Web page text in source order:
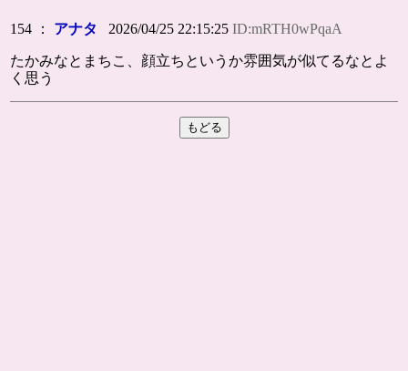
154 ： アナタ 2026/04/25 22:15:25ID:mRTH0wPqaA
たかみなとまちこ、顔立ちというか雰囲気が似てるなとよ
く思う